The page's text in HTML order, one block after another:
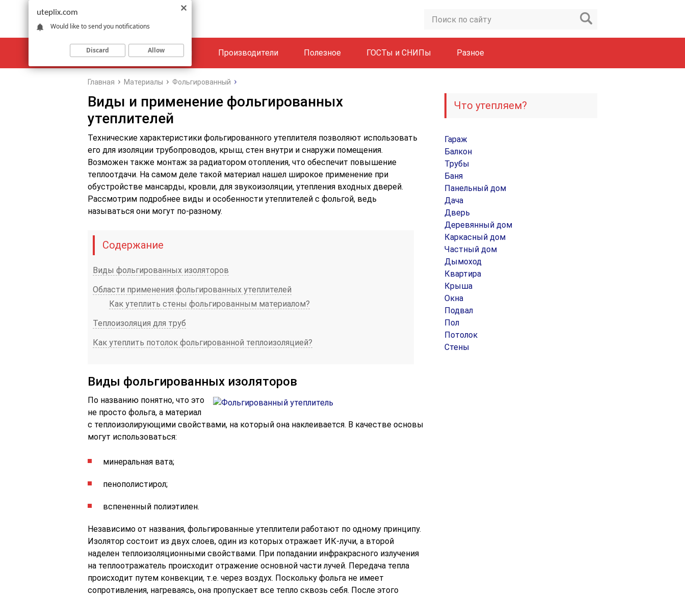
Материалы Объекты Производители Полезное ГОСТы и СНИПы Разное
Главная Материалы Фольгированный
Виды и применение фольгированных
утеплителей
Технические характеристики фольгированного утеплителя позволяют использовать
его для изоляции трубопроводов, крыш, стен внутри и снаружи помещения.
Возможен также монтаж за радиатором отопления, что обеспечит повышение
теплоотдачи. На самом деле такой материал нашел широкое применение при
обустройстве мансарды, кровли, для звукоизоляции, утепления входных дверей.
Рассмотрим подробнее виды и особенности утеплителей с фольгой, ведь
называться они могут по-разному.
Содержание
Виды фольгированных изоляторов
Области применения фольгированных утеплителей
Как утеплить стены фольгированным материалом?
Теплоизоляция для труб
Как утеплить потолок фольгированной теплоизоляцией?
Виды фольгированных изоляторов
По названию понятно, что это
не просто фольга, а материал
с теплоизолирующими свойствами, на который она наклеивается. В качестве основы
могут использоваться:
минеральная вата;
пенополистирол;
вспененный полиэтилен.
Независимо от названия, фольгированные утеплители работают по одному принципу.
Изолятор состоит из двух слоев, один из которых отражает ИК-лучи, а второй
наделен теплоизоляционными свойствами. При попадании инфракрасного излучения
на теплоотражатель происходит отражение основной части лучей. Передача тепла
происходит путем конвекции, т.е. через воздух. Поскольку фольга не имеет
сопротивления, нагреваясь, она пропускает все тепло сквозь себя. После этого
Что утепляем?
Гараж
Балкон
Трубы
Баня
Панельный дом
Дача
Дверь
Деревянный дом
Каркасный дом
Частный дом
Дымоход
Квартира
Крыша
Окна
Подвал
Пол
Потолок
Стены
uteplix.com
Would like to send you notifications
Discard Allow